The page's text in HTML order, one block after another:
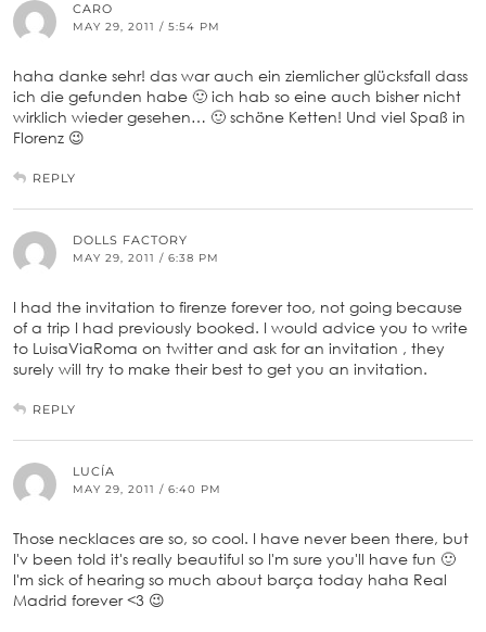
CARO
MAY 29, 2011 / 5:54 PM
haha danke sehr! das war auch ein ziemlicher glücksfall dass
ich die gefunden habe 🙂 ich hab so eine auch bisher nicht
wirklich wieder gesehen… 🙂 schöne Ketten! Und viel Spaß in
Florenz 😉
REPLY
DOLLS FACTORY
MAY 29, 2011 / 6:38 PM
I had the invitation to firenze forever too, not going because
of a trip I had previously booked. I would advice you to write
to LuisaViaRoma on twitter and ask for an invitation , they
surely will try to make their best to get you an invitation.
REPLY
LUCÍA
MAY 29, 2011 / 6:40 PM
Those necklaces are so, so cool. I have never been there, but
I'v been told it's really beautiful so I'm sure you'll have fun 🙂
I'm sick of hearing so much about barça today haha Real
Madrid forever <3 😉